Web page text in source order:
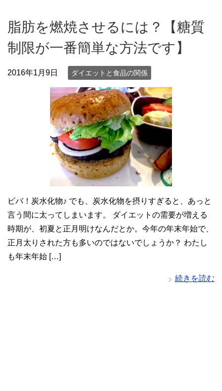
脂肪を燃焼させるには？【糖質
制限が一番簡単な方法です】
2016年1月9日 ダイエットと食品の関係
ビバ！炭水化物♪ でも、炭水化物を摂りすぎると、あっと
言う間に太ってしまいます。 ダイエットの需要が増える
時期が、初夏と正月明けなんだとか。今年の年末年始で、
正月太りされた方も多いのではないでしょうか？ わたし
も年末年始 […]
続きを読む